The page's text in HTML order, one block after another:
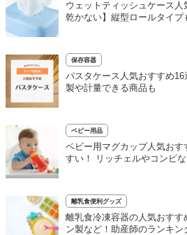
ウェットティッシュケース
乾かない】縦型ロールタイプ
保存容器
パスタケース人気おすすめ
製や計量できる商品も
ベビー用品
ベビー用マグカップ人気お
すい！ リッチェルやコンビ
離乳食便利グッズ
離乳食冷凍容器の人気おす
ン製など！助産師のランキン